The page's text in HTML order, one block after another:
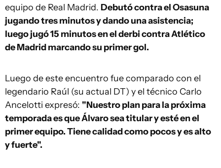
equipo de Real Madrid. Debutó contra el Osasuna
jugando tres minutos y dando una asistencia;
luego jugó 15 minutos en el derbi contra Atlético
de Madrid marcando su primer gol.
Luego de este encuentro fue comparado con el
legendario Raúl (su actual DT) y el técnico Carlo
Ancelotti expresó: "Nuestro plan para la próxima
temporada es que Álvaro sea titular y esté en el
primer equipo. Tiene calidad como pocos y es alto
y fuerte".